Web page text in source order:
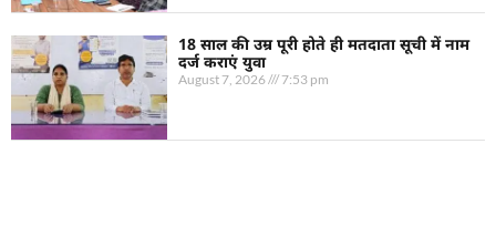
18 साल की उम्र पूरी होते ही मतदाता सूची में नाम
दर्ज कराएं युवा
August 7, 2026 7:53 pm